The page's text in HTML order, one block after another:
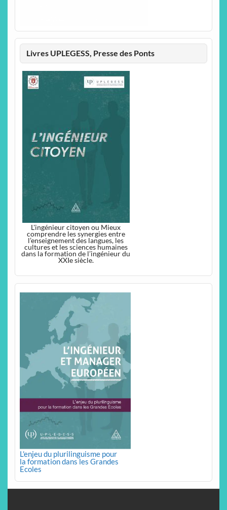
Livres UPLEGESS, Presse des Ponts
L'ingénieur citoyen ou Mieux
comprendre les synergies entre
l’enseignement des langues, les
cultures et les sciences humaines
dans la formation de l’ingénieur du
XXIe siècle.
L'enjeu du plurilinguisme pour
la formation dans les Grandes
Ecoles